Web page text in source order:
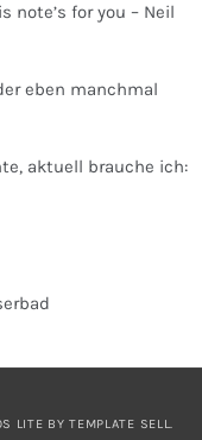
note’s for you – Neil
eben manchmal
aktuell brauche ich:
LITE BYTEMPLATE SELL.